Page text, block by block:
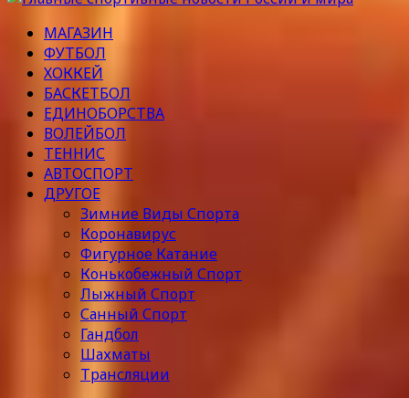
МАГАЗИН
ФУТБОЛ
ХОККЕЙ
БАСКЕТБОЛ
ЕДИНОБОРСТВА
ВОЛЕЙБОЛ
ТЕННИС
АВТОСПОРТ
ДРУГОЕ
Зимние Виды Спорта
Коронавирус
Фигурное Катание
Конькобежный Спорт
Лыжный Спорт
Санный Спорт
Гандбол
Шахматы
Трансляции